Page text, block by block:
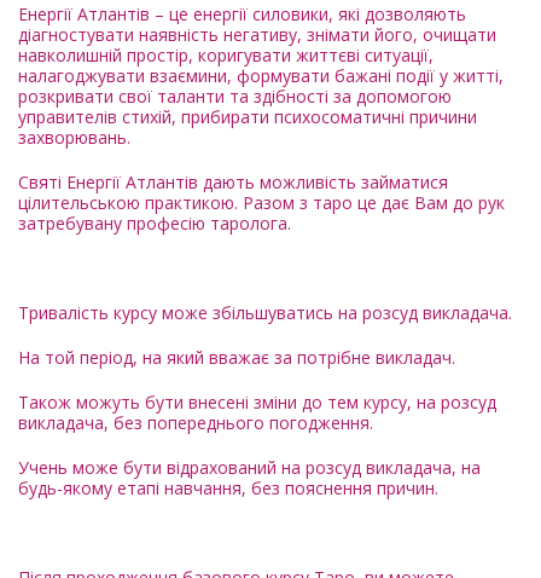
Енергії Атлантів – це енергії силовики, які дозволяють
діагностувати наявність негативу, знімати його, очищати
навколишній простір, коригувати життєві ситуації,
налагоджувати взаємини, формувати бажані події у житті,
розкривати свої таланти та здібності за допомогою
управителів стихій, прибирати психосоматичні причини
захворювань.
Святі Енергії Атлантів дають можливість займатися
цілительською практикою. Разом з таро це дає Вам до рук
затребувану професію таролога.
Тривалість курсу може збільшуватись на розсуд викладача.
На той період, на який вважає за потрібне викладач.
Також можуть бути внесені зміни до тем курсу, на розсуд
викладача, без попереднього погодження.
Учень може бути відрахований на розсуд викладача, на
будь-якому етапі навчання, без пояснення причин.